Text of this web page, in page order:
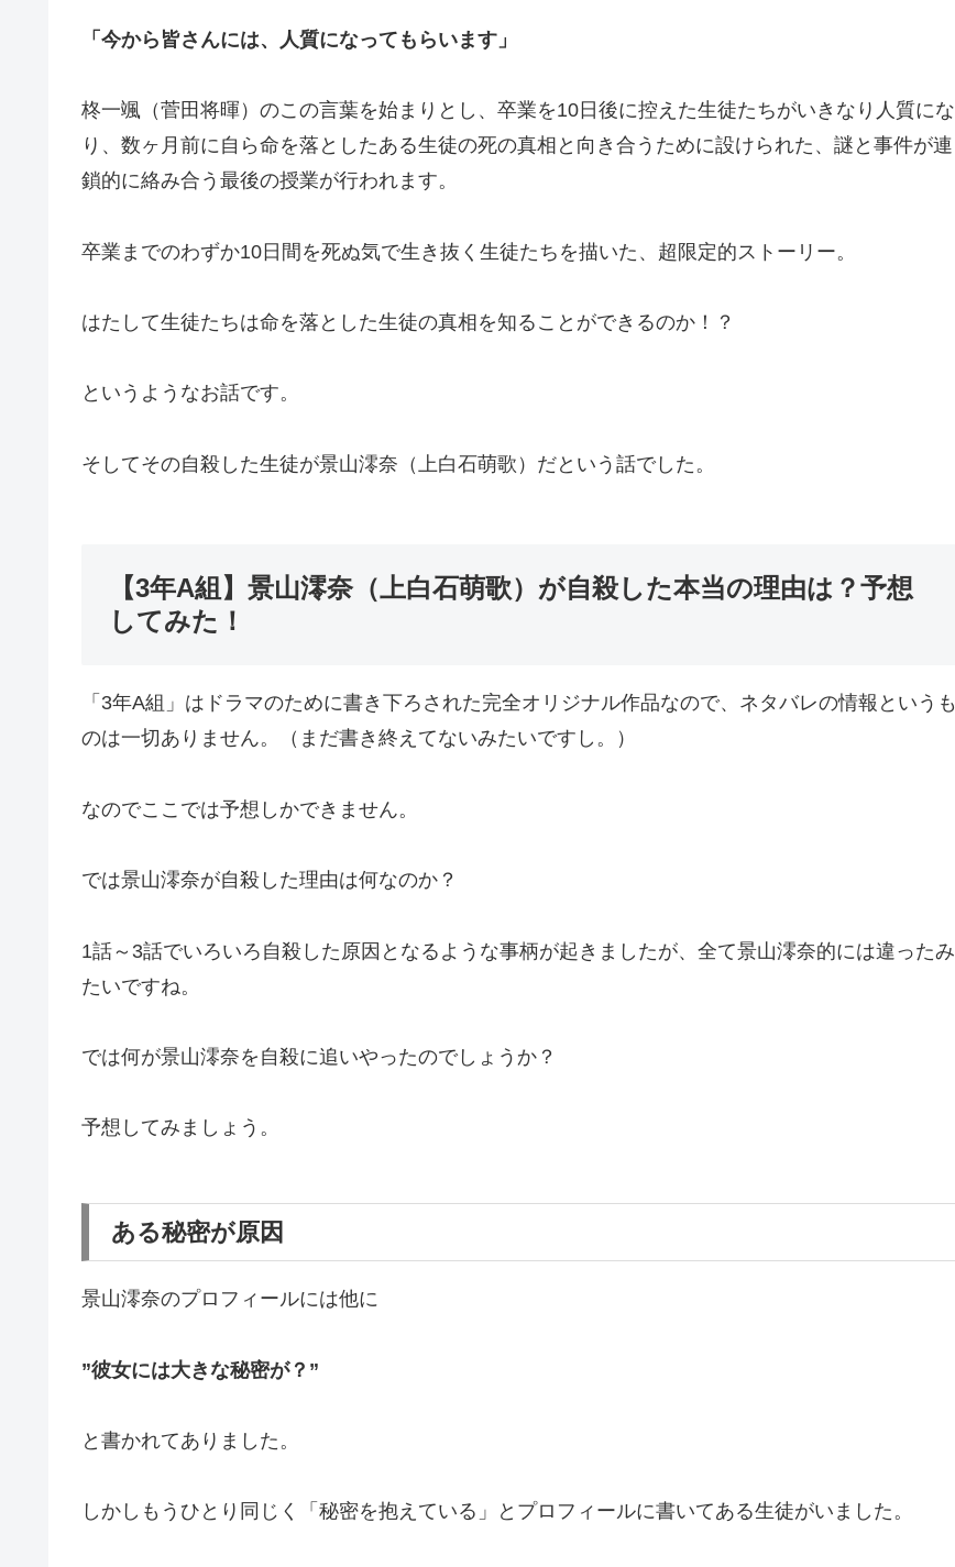
「今から皆さんには、人質になってもらいます」
柊一颯（菅田将暉）のこの言葉を始まりとし、卒業を10日後に控えた生徒たちがいきなり人質にな
り、数ヶ月前に自ら命を落としたある生徒の死の真相と向き合うために設けられた、謎と事件が連
鎖的に絡み合う最後の授業が行われます。
卒業までのわずか10日間を死ぬ気で生き抜く生徒たちを描いた、超限定的ストーリー。
はたして生徒たちは命を落とした生徒の真相を知ることができるのか！？
というようなお話です。
そしてその自殺した生徒が景山澪奈（上白石萌歌）だという話でした。
【3年A組】景山澪奈（上白石萌歌）が自殺した本当の理由は？予想
してみた！
「3年A組」はドラマのために書き下ろされた完全オリジナル作品なので、ネタバレの情報というも
のは一切ありません。（まだ書き終えてないみたいですし。）
なのでここでは予想しかできません。
では景山澪奈が自殺した理由は何なのか？
1話～3話でいろいろ自殺した原因となるような事柄が起きましたが、全て景山澪奈的には違ったみ
たいですね。
では何が景山澪奈を自殺に追いやったのでしょうか？
予想してみましょう。
ある秘密が原因
景山澪奈のプロフィールには他に
”彼女には大きな秘密が？”
と書かれてありました。
しかしもうひとり同じく「秘密を抱えている」とプロフィールに書いてある生徒がいました。